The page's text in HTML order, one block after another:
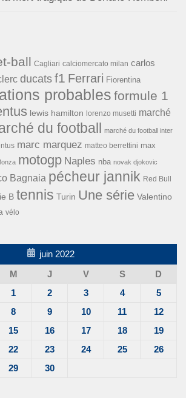
ball Cagliari calciomercato milan carlos
ducats f1 Ferrari Fiorentina
probables formule 1
lewis hamilton lorenzo musetti marché
du football marché du football inter
marc marquez matteo berrettini max
motogp Naples nba novak djokovic
Bagnaia pécheur jannik Red Bull
B tennis Turin Une série Valentino
vélo
juin 2022
M J V S
D
1
2 3 4
5
8 9 10 11
12
15 16 17 18
19
22 23 24 25
26
29
30